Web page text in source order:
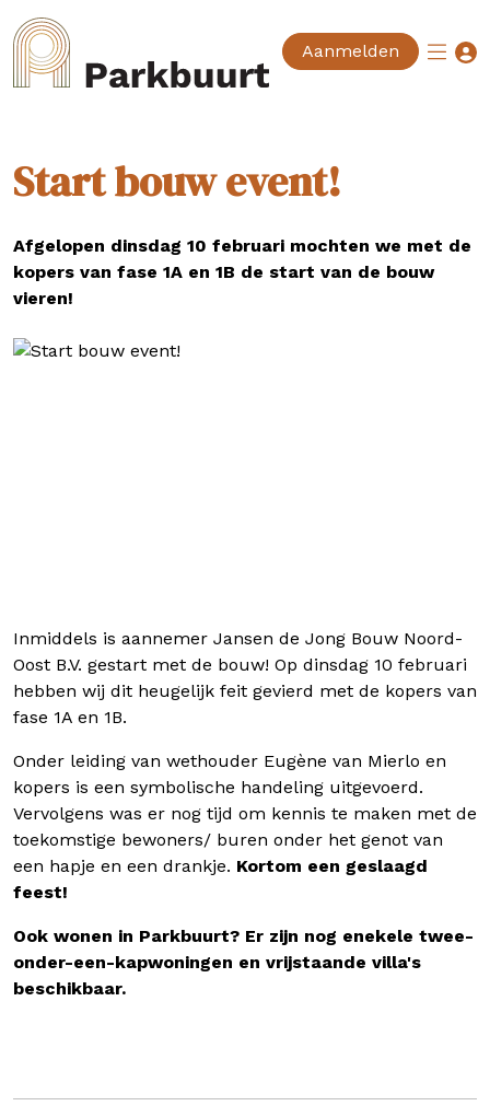
Aanmelden
Start bouw event!
Afgelopen dinsdag 10 februari mochten we met de
kopers van fase 1A en 1B de start van de bouw
vieren!
Inmiddels is aannemer Jansen de Jong Bouw Noord-
Oost B.V. gestart met de bouw! Op dinsdag 10 februari
hebben wij dit heugelijk feit gevierd met de kopers van
fase 1A en 1B.
Onder leiding van wethouder Eugène van Mierlo en
kopers is een symbolische handeling uitgevoerd.
Vervolgens was er nog tijd om kennis te maken met de
toekomstige bewoners/ buren onder het genot van
een hapje en een drankje. Kortom een geslaagd
feest!
Ook wonen in Parkbuurt? Er zijn nog enekele twee-
onder-een-kapwoningen en vrijstaande villa's
beschikbaar.